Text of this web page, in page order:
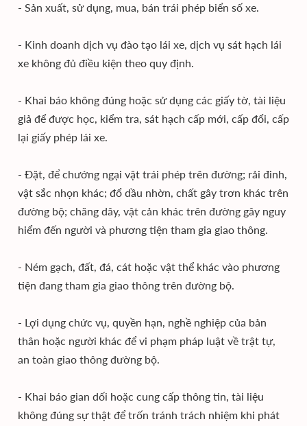
- Sản xuất, sử dụng, mua, bán trái phép biển số xe.
- Kinh doanh dịch vụ đào tạo lái xe, dịch vụ sát hạch lái
xe không đủ điều kiện theo quy định.
- Khai báo không đúng hoặc sử dụng các giấy tờ, tài liệu
giả để được học, kiểm tra, sát hạch cấp mới, cấp đổi, cấp
lại giấy phép lái xe.
- Đặt, để chướng ngại vật trái phép trên đường; rải đinh,
vật sắc nhọn khác; đổ dầu nhờn, chất gây trơn khác trên
đường bộ; chăng dây, vật cản khác trên đường gây nguy
hiểm đến người và phương tiện tham gia giao thông.
- Ném gạch, đất, đá, cát hoặc vật thể khác vào phương
tiện đang tham gia giao thông trên đường bộ.
- Lợi dụng chức vụ, quyền hạn, nghề nghiệp của bản
thân hoặc người khác để vi phạm pháp luật về trật tự,
an toàn giao thông đường bộ.
- Khai báo gian dối hoặc cung cấp thông tin, tài liệu
không đúng sự thật để trốn tránh trách nhiệm khi phát